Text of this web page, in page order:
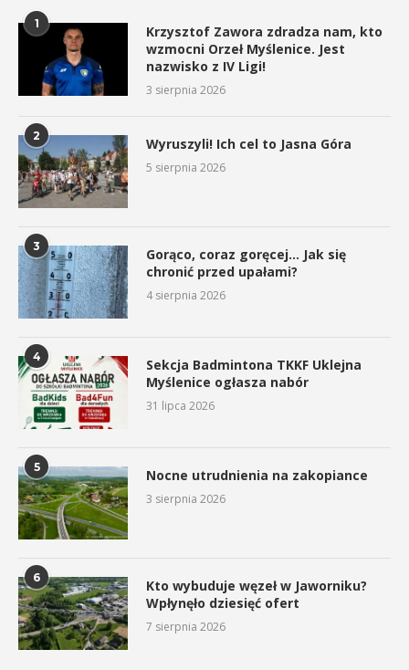
1
Krzysztof Zawora zdradza nam, kto
wzmocni Orzeł Myślenice. Jest
nazwisko z IV Ligi!
3 sierpnia 2026
2 Wyruszyli! Ich cel to Jasna Góra
5 sierpnia 2026
3
Gorąco, coraz goręcej… Jak się
chronić przed upałami?
4 sierpnia 2026
4
Sekcja Badmintona TKKF Uklejna
Myślenice ogłasza nabór
31 lipca 2026
5 Nocne utrudnienia na zakopiance
3 sierpnia 2026
6
Kto wybuduje węzeł w Jaworniku?
Wpłynęło dziesięć ofert
7 sierpnia 2026